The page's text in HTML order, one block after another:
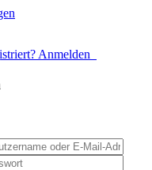
Anmelden